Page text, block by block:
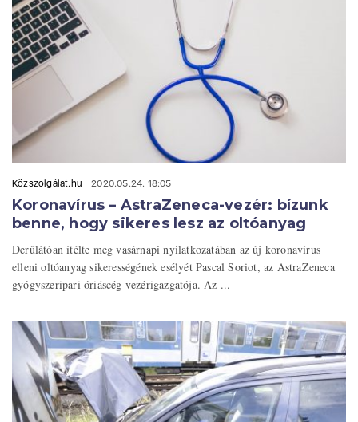
Közszolgálat.hu 2020.05.24. 18:05
Koronavírus – AstraZeneca-vezér: bízunk
benne, hogy sikeres lesz az oltóanyag
Derűlátóan ítélte meg vasárnapi nyilatkozatában az új koronavírus
elleni oltóanyag sikerességének esélyét Pascal Soriot, az AstraZeneca
gyógyszeripari óriáscég vezérigazgatója. Az ...